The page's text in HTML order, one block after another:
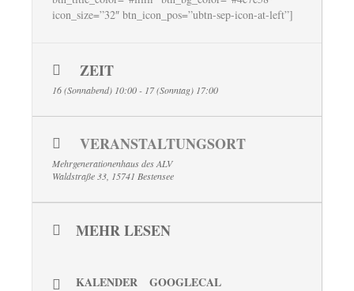
icon_size=”32″ btn_icon_pos=”ubtn-sep-icon-at-left”]
ZEIT
16 (Sonnabend) 10:00 - 17 (Sonntag) 17:00
VERANSTALTUNGSORT
Mehrgenerationenhaus des ALV
Waldstraße 33, 15741 Bestensee
MEHR LESEN
KALENDER GOOGLECAL